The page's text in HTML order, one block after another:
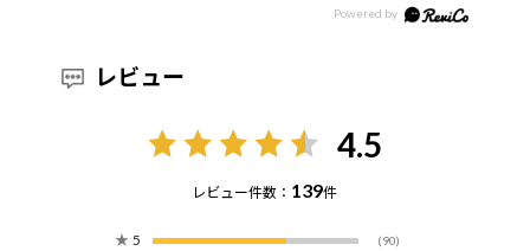
レビュー
4.5
レビュー件数： 139件
★ 5 (90)